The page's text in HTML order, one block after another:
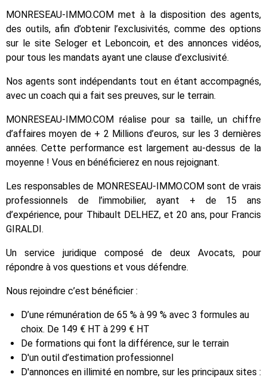
MONRESEAU-IMMO.COM met à la disposition des agents,
des outils, afin d’obtenir l’exclusivités, comme des options
sur le site Seloger et Leboncoin, et des annonces vidéos,
pour tous les mandats ayant une clause d’exclusivité.
Nos agents sont indépendants tout en étant accompagnés,
avec un coach qui a fait ses preuves, sur le terrain.
MONRESEAU-IMMO.COM réalise pour sa taille, un chiffre
d’affaires moyen de + 2 Millions d’euros, sur les 3 dernières
années. Cette performance est largement au-dessus de la
moyenne ! Vous en bénéficierez en nous rejoignant.
Les responsables de MONRESEAU-IMMO.COM sont de vrais
professionnels de l’immobilier, ayant + de 15 ans
d’expérience, pour Thibault DELHEZ, et 20 ans, pour Francis
GIRALDI.
Un service juridique composé de deux Avocats, pour
répondre à vos questions et vous défendre.
Nous rejoindre c’est bénéficier :
D’une rémunération de 65 % à 99 % avec 3 formules au
choix. De 149 € HT à 299 € HT
De formations qui font la différence, sur le terrain
D'un outil d’estimation professionnel
D'annonces en illimité en nombre, sur les principaux sites :